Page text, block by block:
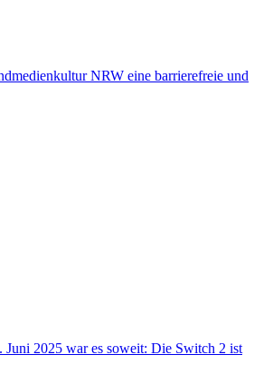
NRW eine barrierefreie und
2025 war es soweit: Die Switch 2 ist